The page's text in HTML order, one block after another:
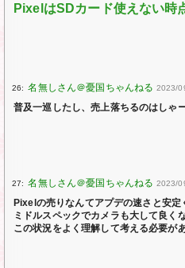
PixelはSDカード使えない時
26: 2023/
普及一巡したし、売上落ちるのはしゃ
27: 2023/
Pixelの売りなんてアプデの速さと安定
ミドルスペックでカメラも大して良く
この状況をよく理解して考える必要が